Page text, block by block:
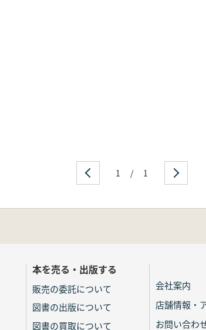
1 / 1
本を売る・出版する
販売の委託について
図書の出版について
図書の買取について
会社案内
店舗情報・
お問い合わ